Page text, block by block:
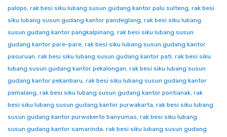
palopo, rak besi siku lubang susun gudang kantor palu sulteng, rak besi
siku lubang susun gudang kantor pandeglang, rak besi siku lubang
susun gudang kantor pangkalpinang, rak besi siku lubang susun
gudang kantor pare-pare, rak besi siku lubang susun gudang kantor
pasuruan, rak besi siku lubang susun gudang kantor pati, rak besi siku
lubang susun gudang kantor pekalongan, rak besi siku lubang susun
gudang kantor pekanbaru, rak besi siku lubang susun gudang kantor
pemalang, rak besi siku lubang susun gudang kantor pontianak, rak
besi siku lubang susun gudang kantor purwakarta, rak besi siku lubang
susun gudang kantor purwokerto banyumas, rak besi siku lubang
susun gudang kantor samarinda, rak besi siku lubang susun gudang